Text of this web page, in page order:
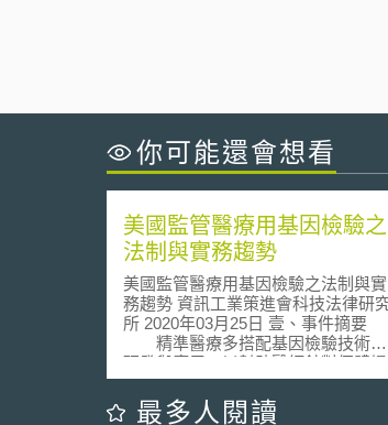
你可能還會想看
美國監管醫療用基因檢驗之
法制與實務趨勢
美國監管醫療用基因檢驗之法制與實
務趨勢 資訊工業策進會科技法律研究
所 2020年03月25日 壹、事件摘要
精準醫療多搭配基因檢驗技術的
研發與應用，以幫助醫師針對個體提
供精確的診斷及治療服務。以美國現
況而言，許多新的醫學檢驗技術在各
最多人閱讀